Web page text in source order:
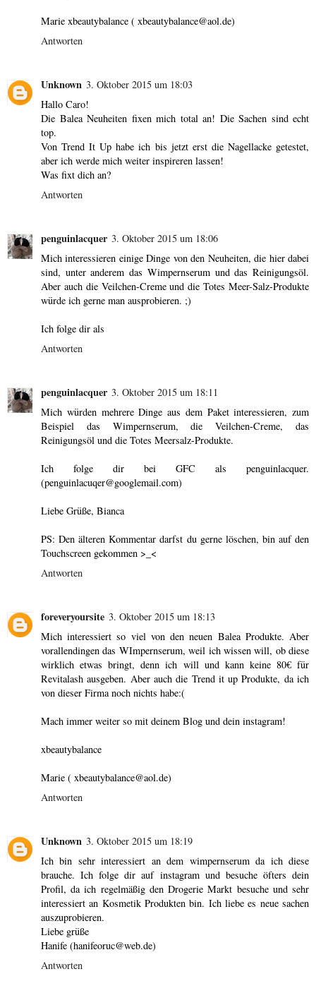
Marie xbeautybalance ( xbeautybalance@aol.de)
Antworten
Unknown 3. Oktober 2015 um 18:03
Hallo Caro!
Die Balea Neuheiten fixen mich total an! Die Sachen sind echt
top.
Von Trend It Up habe ich bis jetzt erst die Nagellacke getestet,
aber ich werde mich weiter inspireren lassen!
Was fixt dich an?
Antworten
penguinlacquer 3. Oktober 2015 um 18:06
Mich interessieren einige Dinge von den Neuheiten, die hier dabei
sind, unter anderem das Wimpernserum und das Reinigungsöl.
Aber auch die Veilchen-Creme und die Totes Meer-Salz-Produkte
würde ich gerne man ausprobieren. ;)
Ich folge dir als
Antworten
penguinlacquer 3. Oktober 2015 um 18:11
Mich würden mehrere Dinge aus dem Paket interessieren, zum
Beispiel das Wimpernserum, die Veilchen-Creme, das
Reinigungsöl und die Totes Meersalz-Produkte.
Ich folge dir bei GFC als penguinlacquer.
(penguinlacuqer@googlemail.com)
Liebe Grüße, Bianca
PS: Den älteren Kommentar darfst du gerne löschen, bin auf den
Touchscreen gekommen >_<
Antworten
foreveryoursite 3. Oktober 2015 um 18:13
Mich interessiert so viel von den neuen Balea Produkte. Aber
vorallendingen das WImpernserum, weil ich wissen will, ob diese
wirklich etwas bringt, denn ich will und kann keine 80€ für
Revitalash ausgeben. Aber auch die Trend it up Produkte, da ich
von dieser Firma noch nichts habe:(
Mach immer weiter so mit deinem Blog und dein instagram!
xbeautybalance
Marie ( xbeautybalance@aol.de)
Antworten
Unknown 3. Oktober 2015 um 18:19
Ich bin sehr interessiert an dem wimpernserum da ich diese
brauche. Ich folge dir auf instagram und besuche öfters dein
Profil, da ich regelmäßig den Drogerie Markt besuche und sehr
interessiert an Kosmetik Produkten bin. Ich liebe es neue sachen
auszuprobieren.
Liebe grüße
Hanife (hanifeoruc@web.de)
Antworten